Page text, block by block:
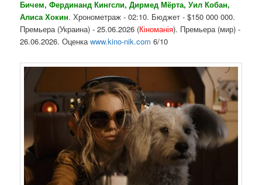
Бичем, Фердинанд Кингсли, Дирмед Мёрта, Уил Кобан,
Алиса Хокин. Хронометраж - 02:10. Бюджет - $150 000 000.
Премьера (Украина) - 25.06.2026 (Кіноманія). Премьера (мир) -
26.06.2026. Оценкаwww.kino-nik.com 6/10